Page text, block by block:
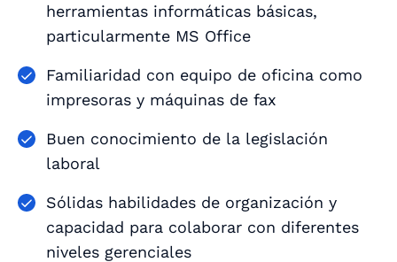
herramientas informáticas básicas,
particularmente MS Office
Familiaridad con equipo de oficina como
impresoras y máquinas de fax
Buen conocimiento de la legislación
laboral
Sólidas habilidades de organización y
capacidad para colaborar con diferentes
niveles gerenciales